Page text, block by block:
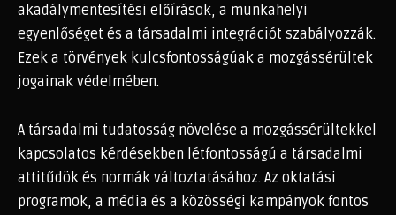
akadálymentesítési előírások, a munkahelyi
egyenlőséget és a társadalmi integrációt szabályozzák.
Ezek a törvények kulcsfontosságúak a mozgássérültek
jogainak védelmében.
A társadalmi tudatosság növelése a mozgássérültekkel
kapcsolatos kérdésekben létfontosságú a társadalmi
attitűdök és normák változtatásához. Az oktatási
programok, a média és a közösségi kampányok fontos